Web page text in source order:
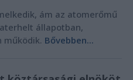
ám az atomerőmű
állapotban,
működik. Bővebben...